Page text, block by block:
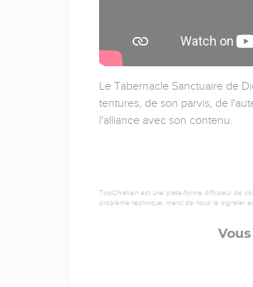
Le Tabernacle Sanctuaire de
tentures, de son parvis, de
l'alliance avec son contenu.
TopChrétien est une plate-forme diffuseur de
problème technique, merci de nous le signaler